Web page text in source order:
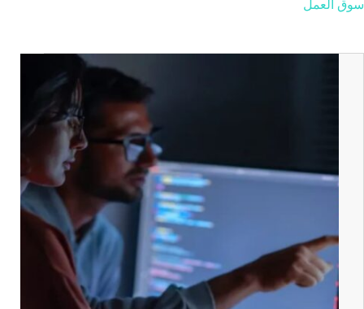
سوق العمل